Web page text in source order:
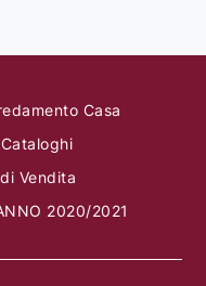
Casa
Cataloghi
Vendita
2020/2021